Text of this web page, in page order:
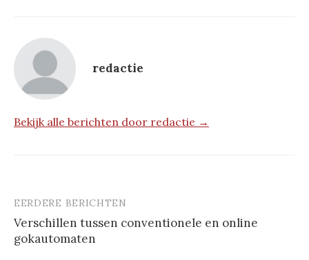
redactie
Bekijk alle berichten door redactie →
Berichtnavigatie
EERDERE BERICHTEN
Verschillen tussen conventionele en online
gokautomaten